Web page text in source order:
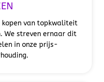
van topkwaliteit
We streven ernaar dit
in onze prijs-